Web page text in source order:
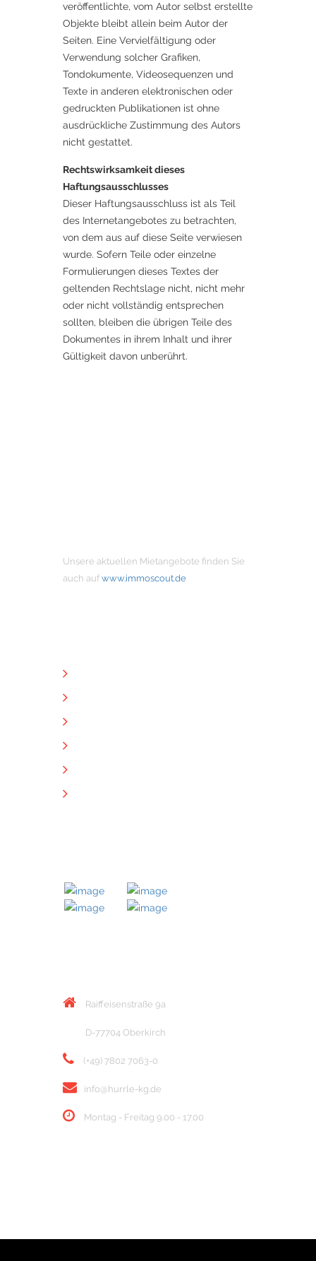
veröffentlichte, vom Autor selbst erstellte
Objekte bleibt allein beim Autor der
Seiten. Eine Vervielfältigung oder
Verwendung solcher Grafiken,
Tondokumente, Videosequenzen und
Texte in anderen elektronischen oder
gedruckten Publikationen ist ohne
ausdrückliche Zustimmung des Autors
nicht gestattet.
Rechtswirksamkeit dieses
Haftungsausschlusses
Dieser Haftungsausschluss ist als Teil
des Internetangebotes zu betrachten,
von dem aus auf diese Seite verwiesen
wurde. Sofern Teile oder einzelne
Formulierungen dieses Textes der
geltenden Rechtslage nicht, nicht mehr
oder nicht vollständig entsprechen
sollten, bleiben die übrigen Teile des
Dokumentes in ihrem Inhalt und ihrer
Gültigkeit davon unberührt.
Unsere aktuellen Mietangebote finden Sie
auch auf www.immoscout.de
Raiffeisenstraße 9a
D-77704 Oberkirch
(+49) 7802 7063-0
info@hurrle-kg.de
Montag - Freitag 9.00 - 17.00